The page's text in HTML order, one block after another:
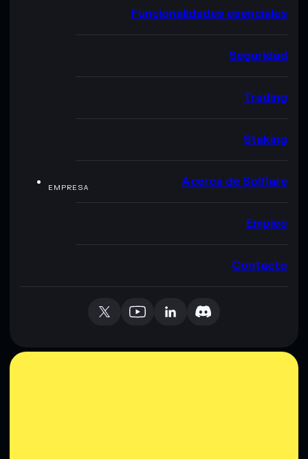
Funcionalidades esenciales
Seguridad
Trading
Staking
EMPRESA Acerca de Solflare
Empleo
Contacto